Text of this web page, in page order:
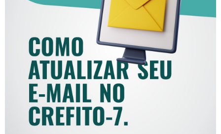
COMO ATUALIZAR SEU E-
MAIL NO CREFITO-7